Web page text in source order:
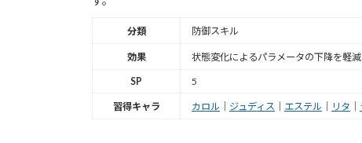
分類 防御スキル
効果 状態変化によるパラメータの下降を軽
SP 5
習得キャラ カロル ジュディス エステル リタ